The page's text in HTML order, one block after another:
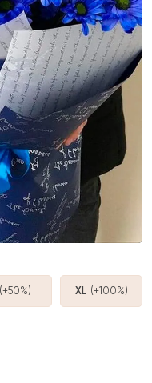
(+50%) XL (+100%)